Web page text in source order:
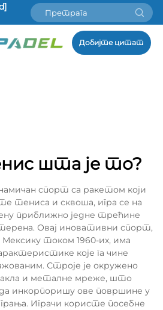
Добијте цитат
шта је то?
спорт са ракетом који
тениса и сквоша, игра се на
приближно једне трећине
Овај иновативни спорт,
Мексику током 1960-их, има
које га чине
Строје је окружено
и металне мреже, што
да инкорпоришу ове површине у
Играчи користе посебне